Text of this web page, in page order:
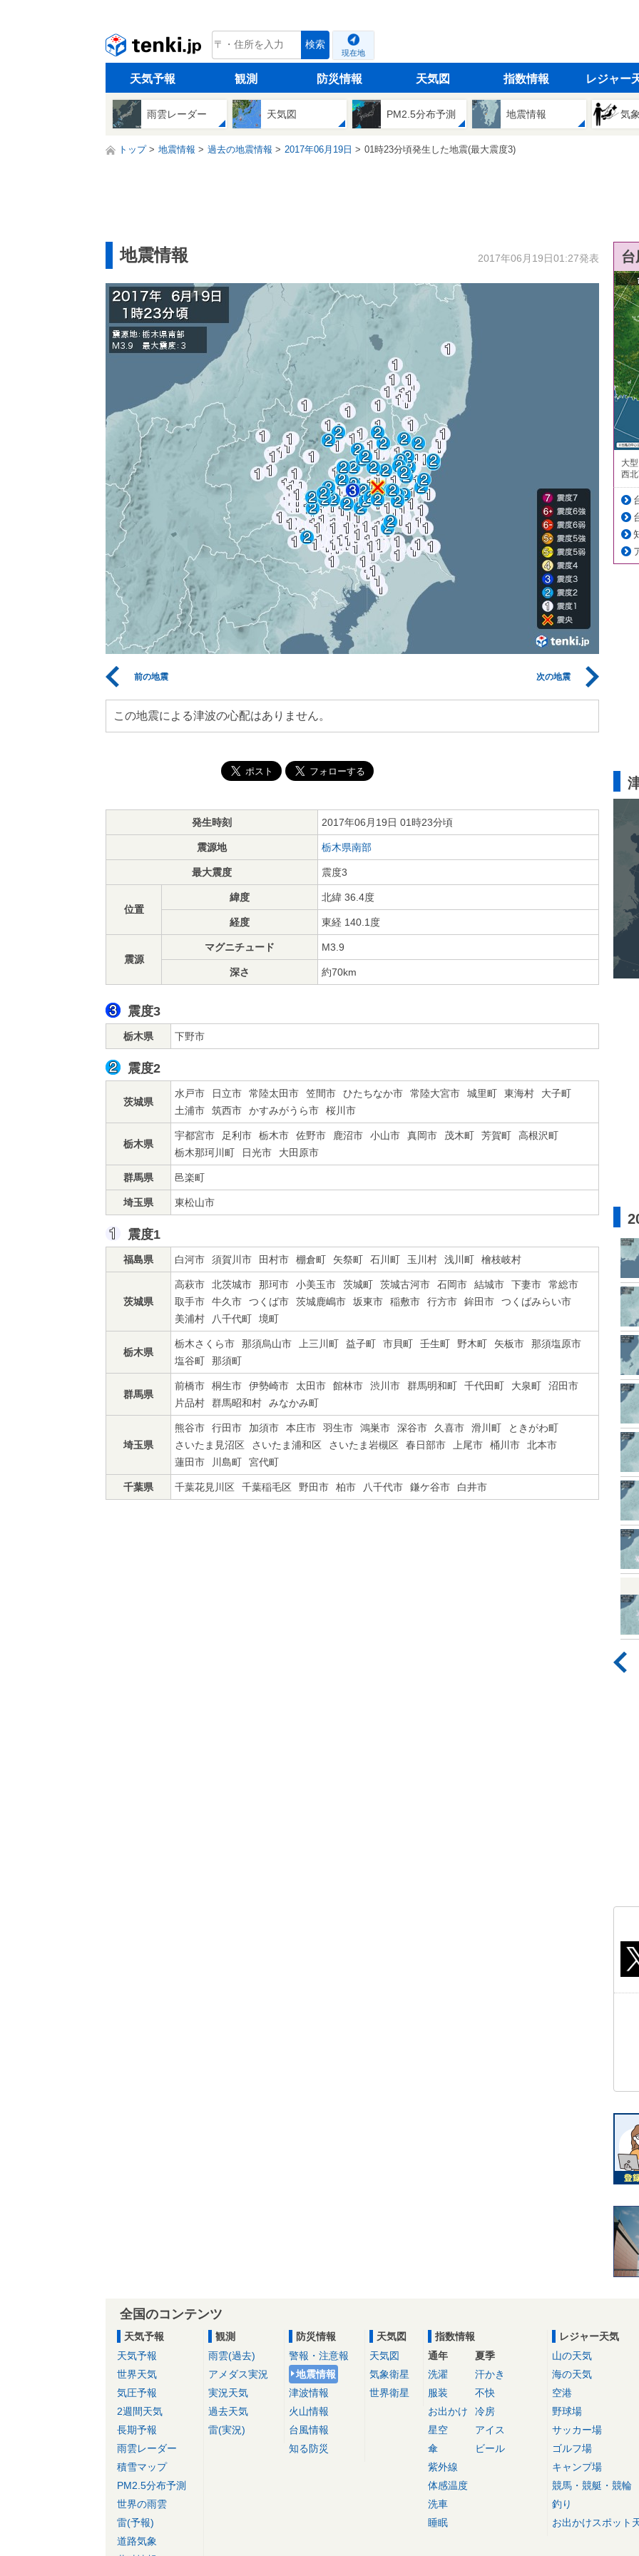
tenki.jp 検索
現在地
天気予報 観測 防災情報 天気図 指数情報 レジャー
雨雲レーダー 天気図 PM2.5分布予測 地震情報 気
トップ 地震情報 過去の地震情報 2017年06月19日 01時23分頃発生した地震(最大震度3)
地震情報 2017年06月19日01:27発表
前の地震 次の地震
この地震による津波の心配はありません。
発生時刻 2017年06月19日 01時23分頃
震源地 栃木県南部
最大震度 震度3
位置
緯度 北緯 36.4度
経度 東経 140.1度
震源
マグニチュード M3.9
深さ 約70km
震度3
栃木県 下野市
震度2
茨城県
水戸市 日立市 常陸太田市 笠間市 ひたちなか市 常陸大宮市 城里町 東海村
大子町
土浦市
筑西市 かすみがうら市 桜川市
栃木県
宇都宮市 足利市 栃木市 佐野市 鹿沼市 小山市 真岡市 茂木町 芳賀町
高根沢町
栃木那珂川町
日光市 大田原市
群馬県 邑楽町
埼玉県 東松山市
震度1
福島県 白河市 須賀川市 田村市 棚倉町 矢祭町 石川町 玉川村 浅川町 檜枝岐村
茨城県
高萩市 北茨城市 那珂市 小美玉市 茨城町 茨城古河市 石岡市 結城市 下妻市
常総市
取手市
牛久市 つくば市 茨城鹿嶋市 坂東市 稲敷市 行方市 鉾田市
つくばみらい市
美浦村
八千代町 境町
栃木県
栃木さくら市 那須烏山市 上三川町 益子町 市貝町 壬生町 野木町 矢板市
那須塩原市
塩谷町
那須町
群馬県
前橋市 桐生市 伊勢崎市 太田市 館林市 渋川市 群馬明和町 千代田町 大泉町
沼田市
片品村
群馬昭和村 みなかみ町
埼玉県
熊谷市 行田市 加須市 本庄市 羽生市 鴻巣市 深谷市 久喜市 滑川町
ときがわ町
さいたま見沼区
さいたま浦和区 さいたま岩槻区 春日部市 上尾市 桶川市
北本市
蓮田市
川島町 宮代町
千葉県 千葉花見川区 千葉稲毛区 野田市 柏市 八千代市 鎌ケ谷市 白井市
大
西
全国のコンテンツ
天気予報
天気予報
世界天気
気圧予報
2週間天気
長期予報
雨雲レーダー
積雪マップ
PM2.5分布予測
世界の雨雲
雷(予報)
道路気象
観測
雨雲(過去)
アメダス実況
実況天気
過去天気
雷(実況)
防災情報
警報・注意報
地震情報
津波情報
火山情報
台風情報
知る防災
天気図
天気図
気象衛星
世界衛星
指数情報
通年
洗濯
服装
お出かけ
星空
傘
紫外線
体感温度
洗車
睡眠
夏季
汗かき
不快
冷房
アイス
ビール
レジャー天気
山の天気
海の天気
空港
野球場
サッカー場
ゴルフ場
キャンプ場
競馬・競艇・競輪
釣り
お出かけスポット